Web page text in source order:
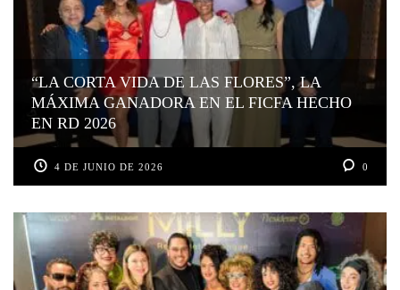
“LA CORTA VIDA DE LAS FLORES”, LA
MÁXIMA GANADORA EN EL FICFA HECHO
EN RD 2026
4 DE JUNIO DE 2026 0